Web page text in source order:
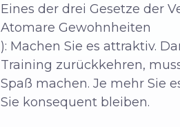
Eines der drei Gesetze der
Atomare Gewohnheiten
): Machen Sie es attraktiv.
Training zurückkehren,
Spaß machen. Je mehr Sie
Sie konsequent bleiben.